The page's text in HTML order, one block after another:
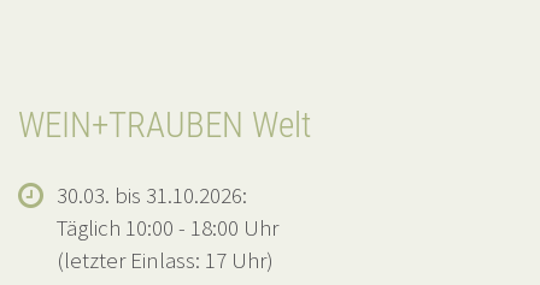
WEIN+TRAUBEN Welt
30.03. bis 31.10.2026:
Täglich 10:00 - 18:00 Uhr
(letzter Einlass: 17 Uhr)